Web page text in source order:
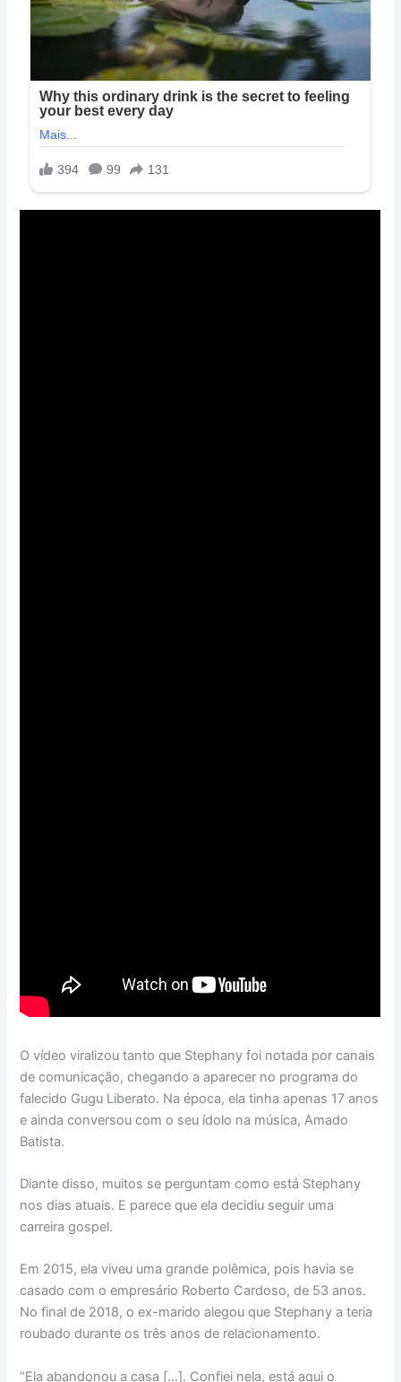
O vídeo viralizou tanto que Stephany foi notada por canais
de comunicação, chegando a aparecer no programa do
falecido Gugu Liberato. Na época, ela tinha apenas 17 anos
e ainda conversou com o seu ídolo na música, Amado
Batista.
Diante disso, muitos se perguntam como está Stephany
nos dias atuais. E parece que ela decidiu seguir uma
carreira gospel.
Em 2015, ela viveu uma grande polêmica, pois havia se
casado com o empresário Roberto Cardoso, de 53 anos.
No final de 2018, o ex-marido alegou que Stephany a teria
roubado durante os três anos de relacionamento.
“Ela abandonou a casa […]. Confiei nela, está aqui o